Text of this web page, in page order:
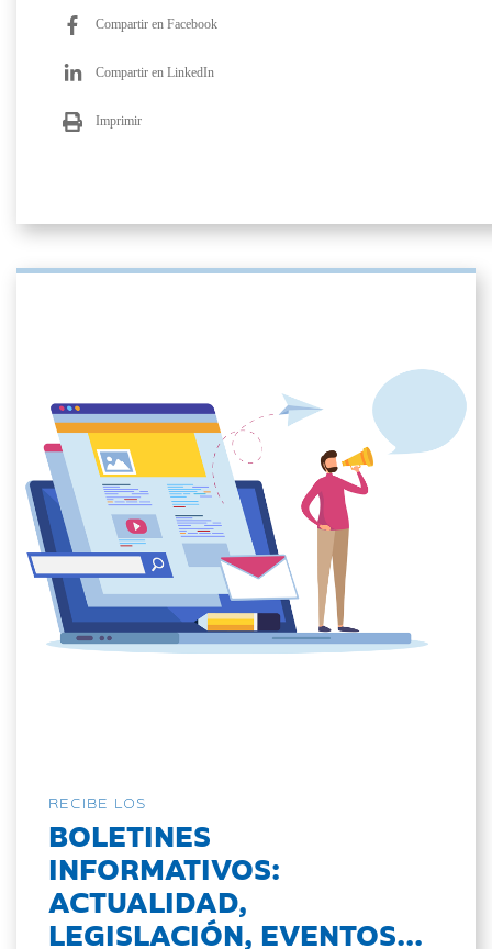
Compartir en Facebook
Compartir en LinkedIn
Imprimir
RECIBE LOS
BOLETINES
INFORMATIVOS:
ACTUALIDAD,
LEGISLACIÓN, EVENTOS...